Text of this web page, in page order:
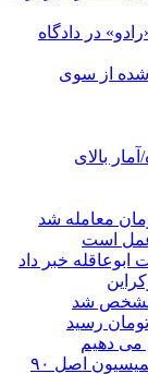
در دادگاه
از سوی
آمار بالای
است
ابوعاقله خبر داد
می دهیم
وزرای اقتصاد، صمت و دادگستری در جلسات کمیسیون اصل ۹۰